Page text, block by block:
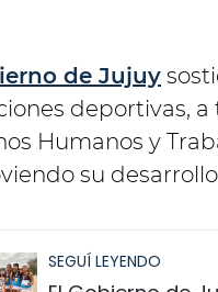
de Jujuy
deportivas, a
Humanos y
su
SEGUÍ LEYENDO